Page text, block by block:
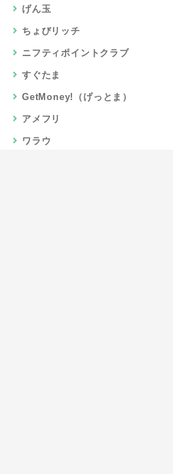
げん玉
ちょびリッチ
ニフティポイントクラブ
すぐたま
GetMoney!（げっとま）
アメフリ
ワラウ